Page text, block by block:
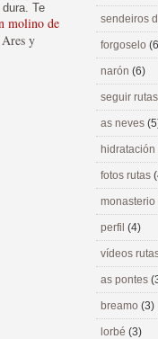
Te
molino de
y
sendeiros
forgoselo
narón (6)
seguir
as neves
hidratación
fotos rutas
perfil (4)
vídeos
as pontes
breamo (3)
lorbé (3)